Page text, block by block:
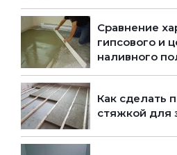
Сравнение
гипсового и
наливного
Как сделать
стяжкой для